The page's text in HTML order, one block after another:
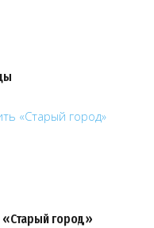
«Старый город»